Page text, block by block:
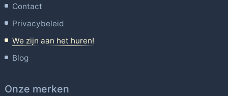
Contact
Privacybeleid
We zijn aan het huren!
Blog
Onze merken